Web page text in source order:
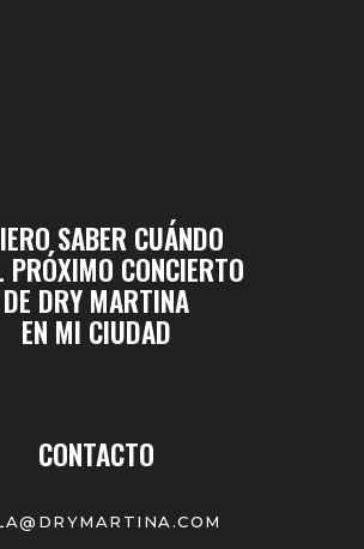
SABER CUÁNDO
PRÓXIMO CONCIERTO
DE DRY MARTINA
EN MI CIUDAD
CONTACTO